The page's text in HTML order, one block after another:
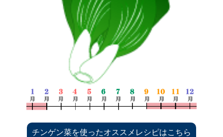
チンゲン菜を使ったオススメレシピはこちら